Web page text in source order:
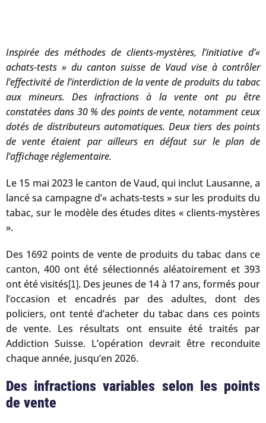
Inspirée des méthodes de clients-mystères, l’initiative d’«
achats-tests » du canton suisse de Vaud vise à contrôler
l’effectivité de l’interdiction de la vente de produits du tabac
aux mineurs. Des infractions à la vente ont pu être
constatées dans 30 % des points de vente, notamment ceux
dotés de distributeurs automatiques. Deux tiers des points
de vente étaient par ailleurs en défaut sur le plan de
l’affichage réglementaire.
Le 15 mai 2023 le canton de Vaud, qui inclut Lausanne, a
lancé sa campagne d’« achats-tests » sur les produits du
tabac, sur le modèle des études dites « clients-mystères
».
Des 1692 points de vente de produits du tabac dans ce
canton, 400 ont été sélectionnés aléatoirement et 393
ont été visités[1]. Des jeunes de 14 à 17 ans, formés pour
l’occasion et encadrés par des adultes, dont des
policiers, ont tenté d’acheter du tabac dans ces points
de vente. Les résultats ont ensuite été traités par
Addiction Suisse. L’opération devrait être reconduite
chaque année, jusqu’en 2026.
Des infractions variables selon les points
de vente